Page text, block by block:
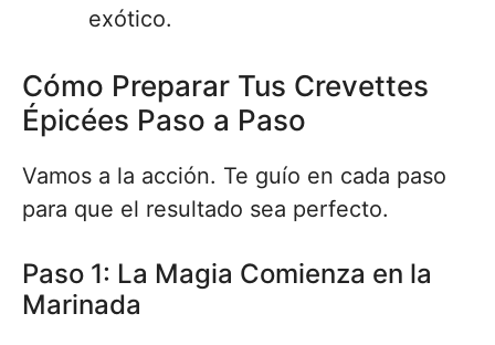
exótico.
Cómo Preparar Tus Crevettes
Épicées Paso a Paso
Vamos a la acción. Te guío en cada paso
para que el resultado sea perfecto.
Paso 1: La Magia Comienza en la
Marinada